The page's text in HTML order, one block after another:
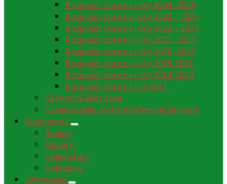
Rozpočet obce na roky 2024- 2026
Rozpočet obce na roky 2023 – 2025
Rozpočet obce na roky 2022 – 2024
Rozpočet obce na roky 2021 -2023
Rozpočet obce na roky 2020 -2022
Rozpočet obce na roky 2019-2021
Rozpočet obce na roky 2018-2020
Rozpočet obce na rok 2017
Záverečný účet obce
Oznamovanie protispoločenskej činnosti
Dokumenty
Zmluvy
Faktúry
Objednávky
Dobropisy
Informácie